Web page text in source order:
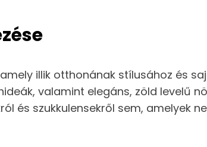
illik otthonának stílusához és
valamint elegáns, zöld levelű
és szukkulensekről sem, amelyek